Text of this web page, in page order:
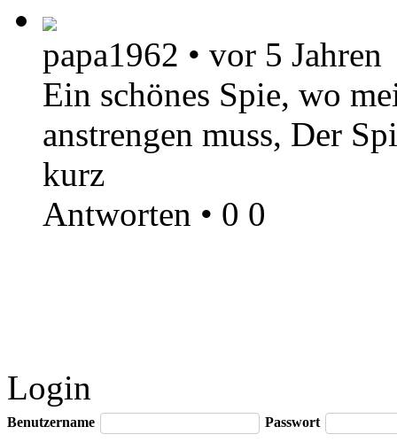
papa1962 • vor 5 Jahren
Ein schönes Spie, wo
anstrengen muss, Der
kurz
Antworten • 0 0
Login
Benutzername Passwort